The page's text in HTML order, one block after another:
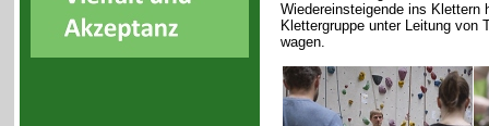
Wiedereinsteigende ins Klettern
Klettergruppe unter Leitung von
wagen.